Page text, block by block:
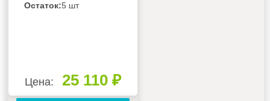
Остаток:5 шт
Цена: 25 110 ₽